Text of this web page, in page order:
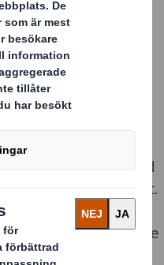
ett tydligt
olika produkter och
och vattenmelon.
och grafiska
tillsammans med
och visuella identitet.
förknippats med vita
uttryck som fortfarande